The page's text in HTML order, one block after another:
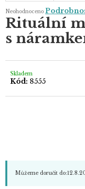
Průměrné
hodnocení
produktu
je
0,0
z
Neohodnoceno
Rituální
s
Skladem
Kód: 8555
Můžeme doručit do: